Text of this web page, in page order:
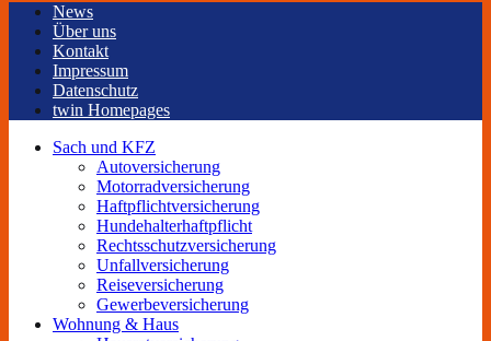
News
Über uns
Kontakt
Impressum
Datenschutz
twin Homepages
Sach und KFZ
Autoversicherung
Motorradversicherung
Haftpflichtversicherung
Hundehalterhaftpflicht
Rechtsschutzversicherung
Unfallversicherung
Reiseversicherung
Gewerbeversicherung
Wohnung & Haus